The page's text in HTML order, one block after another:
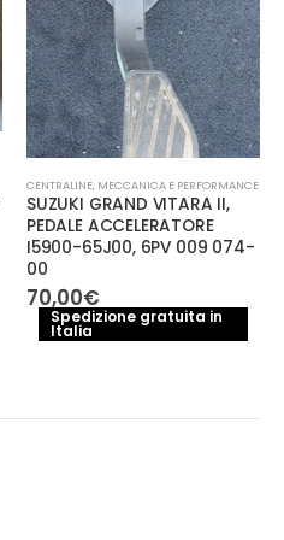
CENTRALINE, MECCANICA E PERFORMANCE
SUZUKI GRAND VITARA II,
PEDALE ACCELERATORE
I5900-65J00, 6PV 009 074-
00
70,00€
Spedizione gratuita in
Italia